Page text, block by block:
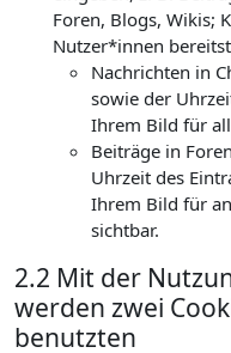
Foren, Blogs, Wikis;
Nutzer*innen
Nachrichten in
sowie der
Ihrem Bild für
Beiträge in
Uhrzeit des
Ihrem Bild für
sichtbar.
2.2 Mit der
werden zwei
benutzten